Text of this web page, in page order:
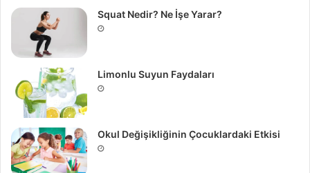
Squat Nedir? Ne İşe Yarar?
Limonlu Suyun Faydaları
Okul Değişikliğinin Çocuklardaki Etkisi